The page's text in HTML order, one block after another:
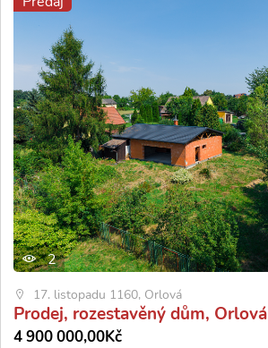
2
17. listopadu 1160, Orlová
Prodej, rozestavěný dům, Orlová
4 900 000,00Kč